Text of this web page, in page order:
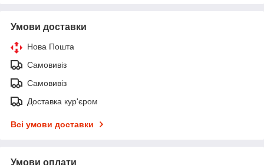
Умови доставки
Нова Пошта
Самовивіз
Самовивіз
Доставка кур'єром
Всі умови доставки
Умови оплати